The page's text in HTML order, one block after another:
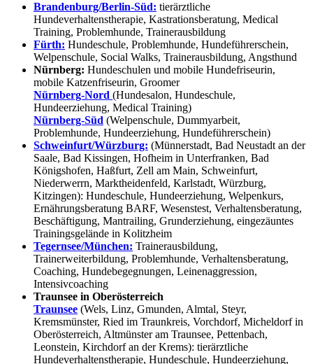
Brandenburg/Berlin-Süd: tierärztliche
Hundeverhaltenstherapie, Kastrationsberatung, Medical
Training, Problemhunde, Trainerausbildung
Fürth: Hundeschule, Problemhunde, Hundeführerschein,
Welpenschule, Social Walks, Trainerausbildung, Angsthund
Nürnberg: Hundeschulen und mobile Hundefriseurin,
mobile Katzenfriseurin, Groomer
Nürnberg-Nord (Hundesalon, Hundeschule,
Hundeerziehung, Medical Training)
Nürnberg-Süd (Welpenschule, Dummyarbeit,
Problemhunde, Hundeerziehung, Hundeführerschein)
Schweinfurt/Würzburg: (Münnerstadt, Bad Neustadt an der
Saale, Bad Kissingen, Hofheim in Unterfranken, Bad
Königshofen, Haßfurt, Zell am Main, Schweinfurt,
Niederwerrn, Marktheidenfeld, Karlstadt, Würzburg,
Kitzingen): Hundeschule, Hundeerziehung, Welpenkurs,
Ernährungsberatung BARF, Wesenstest, Verhaltensberatung,
Beschäftigung, Mantrailing, Grunderziehung, eingezäuntes
Trainingsgelände in Kolitzheim
Tegernsee/München: Trainerausbildung,
Trainerweiterbildung, Problemhunde, Verhaltensberatung,
Coaching, Hundebegegnungen, Leinenaggression,
Intensivcoaching
Traunsee in Oberösterreich
Traunsee (Wels, Linz, Gmunden, Almtal, Steyr,
Kremsmünster, Ried im Traunkreis, Vorchdorf, Micheldorf in
Oberösterreich, Altmünster am Traunsee, Pettenbach,
Leonstein, Kirchdorf an der Krems): tierärztliche
Hundeverhaltenstherapie, Hundeschule, Hundeerziehung,